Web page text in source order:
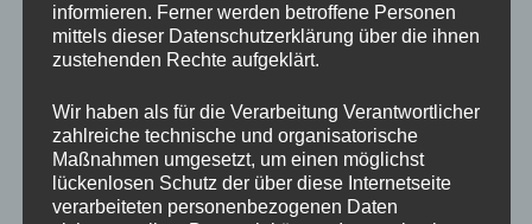
*
Benachrichtige mich über nachfolgende
Kommentare via E-Mail.
Benachrichtige mich über neue Beiträge via
informieren. Ferner werden betroffene Personen
mittels dieser Datenschutzerklärung über die ihnen
zustehenden Rechte aufgeklärt.
Wir haben als für die Verarbeitung Verantwortlicher
zahlreiche technische und organisatorische
Maßnahmen umgesetzt, um einen möglichst
lückenlosen Schutz der über diese Internetseite
verarbeiteten personenbezogenen Daten